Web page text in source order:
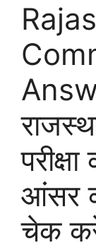
आंसर
चेक